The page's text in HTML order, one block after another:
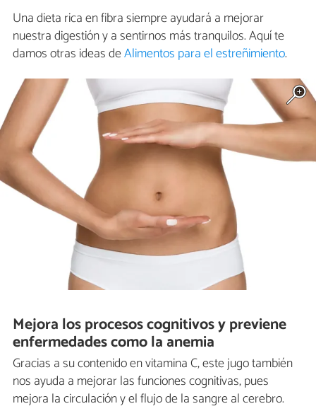
Una dieta rica en fibra siempre ayudará a mejorar
nuestra digestión y a sentirnos más tranquilos. Aquí te
damos otras ideas deAlimentos para el estreñimiento.
Mejora los procesos cognitivos y previene
enfermedades como la anemia
Gracias a su contenido en vitamina C, este jugo también
nos ayuda a mejorar las funciones cognitivas, pues
mejora la circulación y el flujo de la sangre al cerebro.